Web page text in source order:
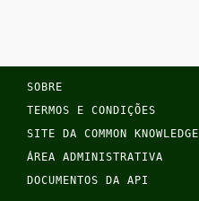
SOBRE
TERMOS E CONDIÇÕES
SITE DA COMMON KNOWLEDGE
ÁREA ADMINISTRATIVA
DOCUMENTOS DA API